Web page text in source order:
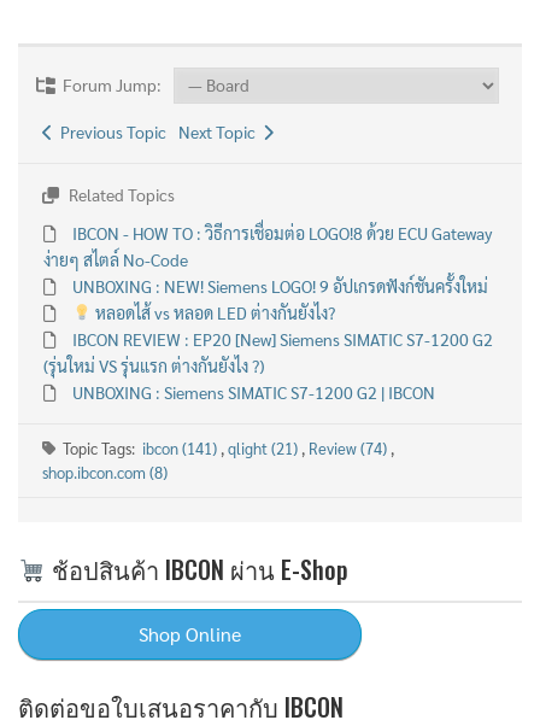
Forum Jump:
Previous Topic Next Topic
Related Topics
IBCON - HOW TO : วิธีการเชื่อมต่อ LOGO!8 ด้วย ECU Gateway
ง่ายๆ สไตล์ No-Code
UNBOXING : NEW! Siemens LOGO! 9 อัปเกรดฟังก์ชันครั้งใหม่
หลอดไส้ vs หลอด LED ต่างกันยังไง?
IBCON REVIEW : EP20 [New] Siemens SIMATIC S7-1200 G2
(รุ่นใหม่ VS รุ่นแรก ต่างกันยังไง ?)
UNBOXING : Siemens SIMATIC S7-1200 G2 | IBCON
Topic Tags: ibcon (141) ,qlight (21) , Review (74) ,
shop.ibcon.com (8)
ช้อปสินค้า IBCON ผ่าน E-Shop
ติดต่อขอใบเสนอราคากับ IBCON